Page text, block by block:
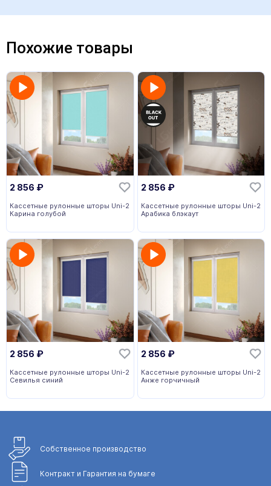
Похожие товары
2 856 ₽
Кассетные рулонные шторы Uni-2
Карина голубой
2 856 ₽
Кассетные рулонные шторы Uni-2
Арабика блэкаут
2 856 ₽
Кассетные рулонные шторы Uni-2
Севилья синий
2 856 ₽
Кассетные рулонные шторы Uni-2
Анже горчичный
Собственное производство
Контракт и Гарантия на бумаге